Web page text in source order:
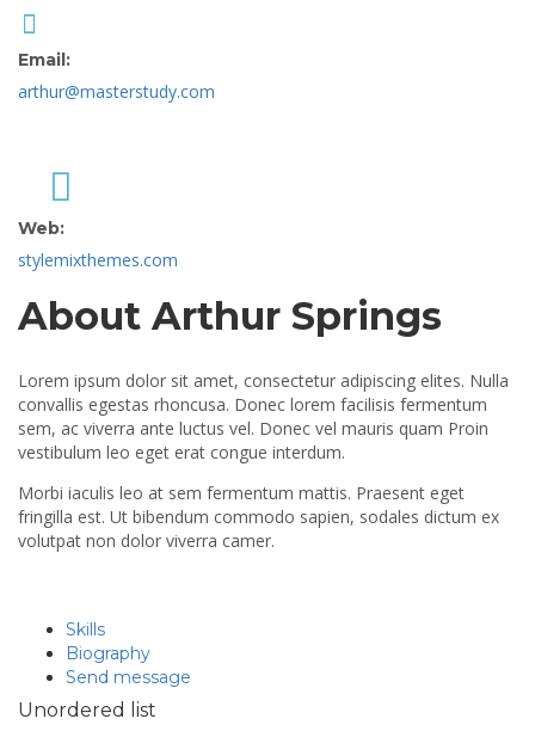
Email:
arthur@masterstudy.com
Web:
stylemixthemes.com
About Arthur Springs
Lorem ipsum dolor sit amet, consectetur adipiscing elites. Nulla
convallis egestas rhoncusa. Donec lorem facilisis fermentum
sem, ac viverra ante luctus vel. Donec vel mauris quam Proin
vestibulum leo eget erat congue interdum.
Morbi iaculis leo at sem fermentum mattis. Praesent eget
fringilla est. Ut bibendum commodo sapien, sodales dictum ex
volutpat non dolor viverra camer.
Skills
Biography
Send message
Unordered list